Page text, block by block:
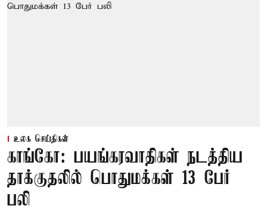
உலக செய்திகள்
காங்கோ: பயங்கரவாதிகள் நடத்திய
தாக்குதலில் பொதுமக்கள் 13 பேர்
பலி